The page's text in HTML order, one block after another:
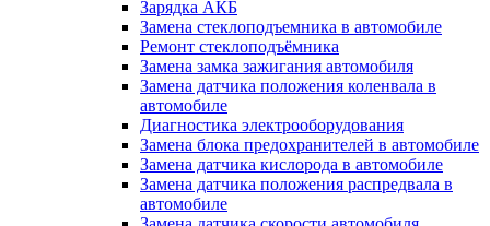
Зарядка АКБ
Замена стеклоподъемника в автомобиле
Ремонт стеклоподъёмника
Замена замка зажигания автомобиля
Замена датчика положения коленвала в
автомобиле
Диагностика электрооборудования
Замена блока предохранителей в автомобиле
Замена датчика кислорода в автомобиле
Замена датчика положения распредвала в
автомобиле